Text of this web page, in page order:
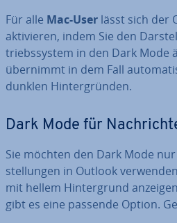
Für alle Mac-User lässt sich der
ak­ti­vie­ren, indem Sie den
triebs­sys­tem in den Dark Mode
übernimmt in dem Fall
dunklen Hin­ter­grün­den.
Dark Mode für
Sie möchten den Dark Mode
stel­lun­gen in Outlook
mit hellem Hin­ter­grund
gibt es eine passende Option.